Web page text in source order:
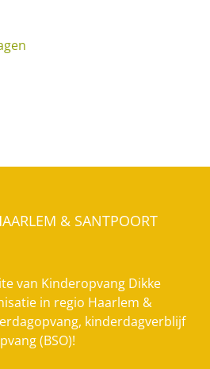
& SANTPOORT
van Kinderopvang Dikke
in regio Haarlem &
kinderdagverblijf
(BSO)!